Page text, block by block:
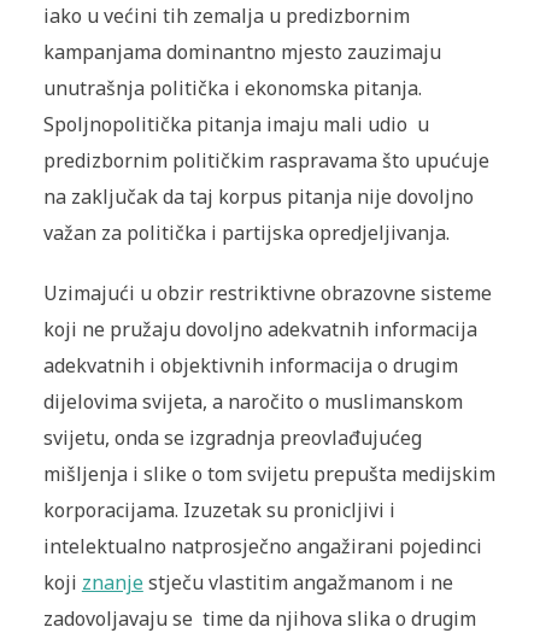
iako u većini tih zemalja u predizbornim
kampanjama dominantno mjesto zauzimaju
unutrašnja politička i ekonomska pitanja.
Spoljnopolitička pitanja imaju mali udio u
predizbornim političkim raspravama što upućuje
na zaključak da taj korpus pitanja nije dovoljno
važan za politička i partijska opredjeljivanja.
Uzimajući u obzir restriktivne obrazovne sisteme
koji ne pružaju dovoljno adekvatnih informacija
adekvatnih i objektivnih informacija o drugim
dijelovima svijeta, a naročito o muslimanskom
svijetu, onda se izgradnja preovlađujućeg
mišljenja i slike o tom svijetu prepušta medijskim
korporacijama. Izuzetak su pronicljivi i
intelektualno natprosječno angažirani pojedinci
koji znanjestječu vlastitim angažmanom i ne
zadovoljavaju se time da njihova slika o drugim